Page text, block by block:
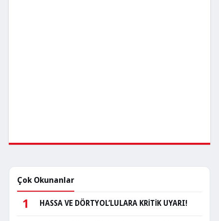
Çok Okunanlar
1 HASSA VE DÖRTYOL’LULARA KRİTİK UYARI!